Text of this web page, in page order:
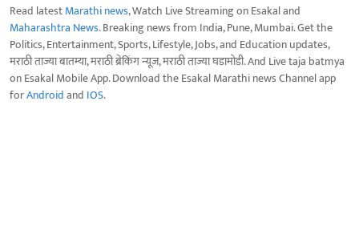
Read latestMarathi news, Watch Live Streaming on Esakal and
Maharashtra News. Breaking news from India, Pune, Mumbai. Get the
Politics, Entertainment, Sports, Lifestyle, Jobs, and Education updates,
मराठी ताज्या बातम्या, मराठी ब्रेकिंग न्यूज, मराठी ताज्या घडामोडी. And Live taja batmya
on Esakal Mobile App. Download the Esakal Marathi news Channel app
forAndroidand IOS.